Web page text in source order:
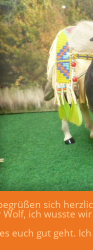
sich
ich wusste
euch gut geht.